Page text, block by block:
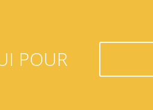
POUR